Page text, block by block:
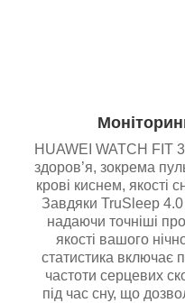
HUAWEI WATCH FIT
здоров’я, зокрема
крові киснем, якості
Завдяки TruSleep 4.0
надаючи точніші
якості вашого
статистика включає
частоти серцевих
під час сну, що